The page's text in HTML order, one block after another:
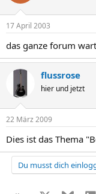
17 April 2003
das ganze forum
flussrose
hier und jetzt
22 März 2009
Dies ist das Thema
Du musst dich